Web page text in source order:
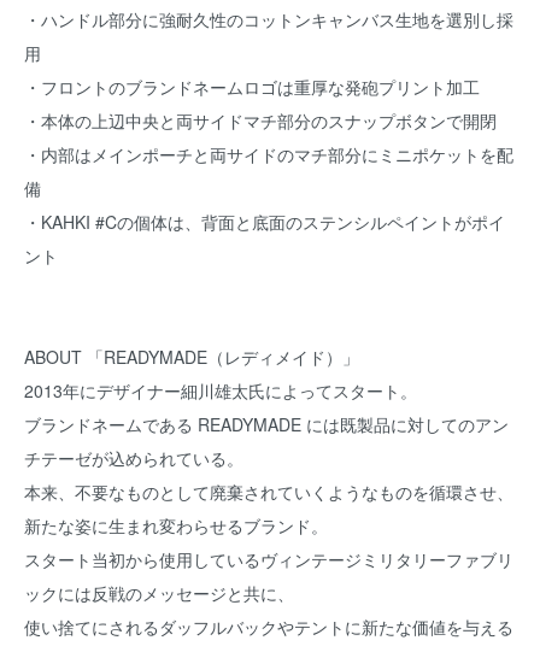
・ハンドル部分に強耐久性のコットンキャンバス生地を選別し採
用
・フロントのブランドネームロゴは重厚な発砲プリント加工
・本体の上辺中央と両サイドマチ部分のスナップボタンで開閉
・内部はメインポーチと両サイドのマチ部分にミニポケットを配
備
・KAHKI #Cの個体は、背面と底面のステンシルペイントがポイ
ント
ABOUT 「READYMADE（レディメイド）」
2013年にデザイナー細川雄太氏によってスタート。
ブランドネームである READYMADE には既製品に対してのアン
チテーゼが込められている。
本来、不要なものとして廃棄されていくようなものを循環させ、
新たな姿に生まれ変わらせるブランド。
スタート当初から使用しているヴィンテージミリタリーファブリ
ックには反戦のメッセージと共に、
使い捨てにされるダッフルバックやテントに新たな価値を与える